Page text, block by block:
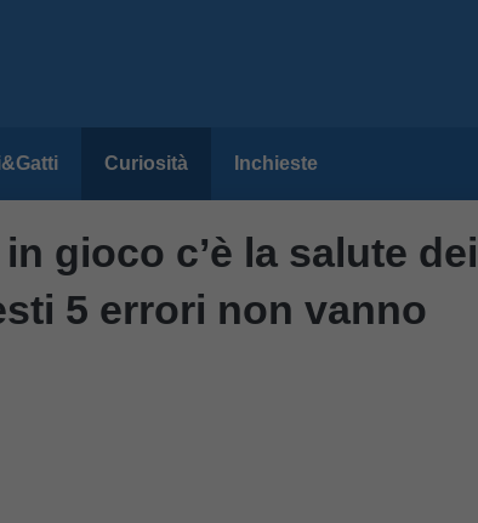
Curiosità Inchieste
gioco c’è la salute dei
5 errori non vanno